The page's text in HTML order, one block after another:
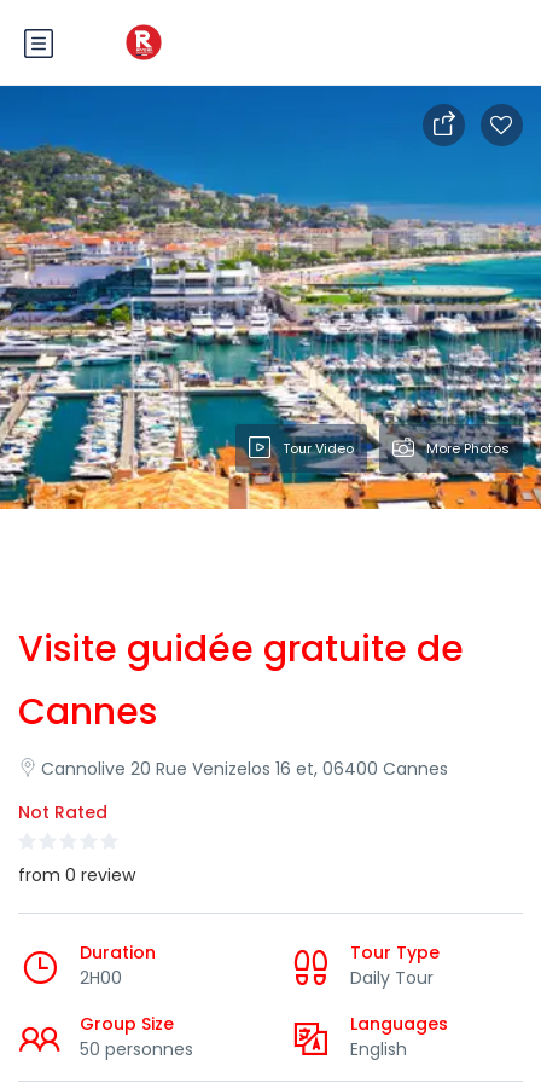
Tour Video More Photos
Visite guidée gratuite de
Cannes
Cannolive 20 Rue Venizelos 16 et, 06400 Cannes
Not Rated
from 0 review
Duration
2H00
Tour Type
Daily Tour
Group Size
50 personnes
Languages
English